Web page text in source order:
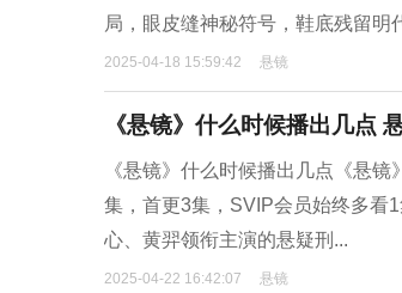
局，眼皮缝神秘符号，鞋底残留明
2025-04-18 15:59:42 悬镜
《悬镜》什么时候播出几点
《悬镜》什么时候播出几点《悬
集，首更3集，SVIP会员始终多看
心、黄羿领衔主演的悬疑刑...
2025-04-22 16:42:07 悬镜